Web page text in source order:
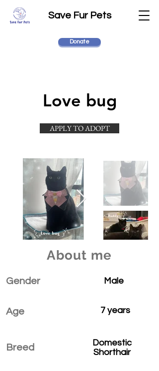
Save Fur Pets
Donate
Love bug
APPLY TO ADOPT
About me
Gender
Age
Breed
Male
7 years
Domestic
Shorthair